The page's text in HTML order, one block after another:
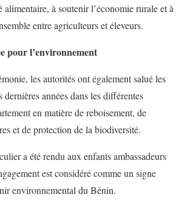
alimentaire, à soutenir l’économie rurale et à
entre agriculteurs et éleveurs.
pour l’environnement
les autorités ont également salué les
dernières années dans les différentes
en matière de reboisement, de
et de protection de la biodiversité.
a été rendu aux enfants ambassadeurs
est considéré comme un signe
environnemental du Bénin.